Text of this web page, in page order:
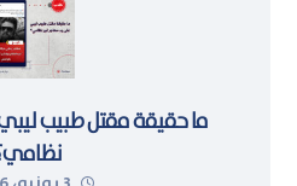
ما حقيقة مقتل طبيب